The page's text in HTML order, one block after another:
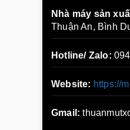
Nhà máy sản
Thuận An, Bình
Hotline/ Zalo:
Website: https://
Gmail: